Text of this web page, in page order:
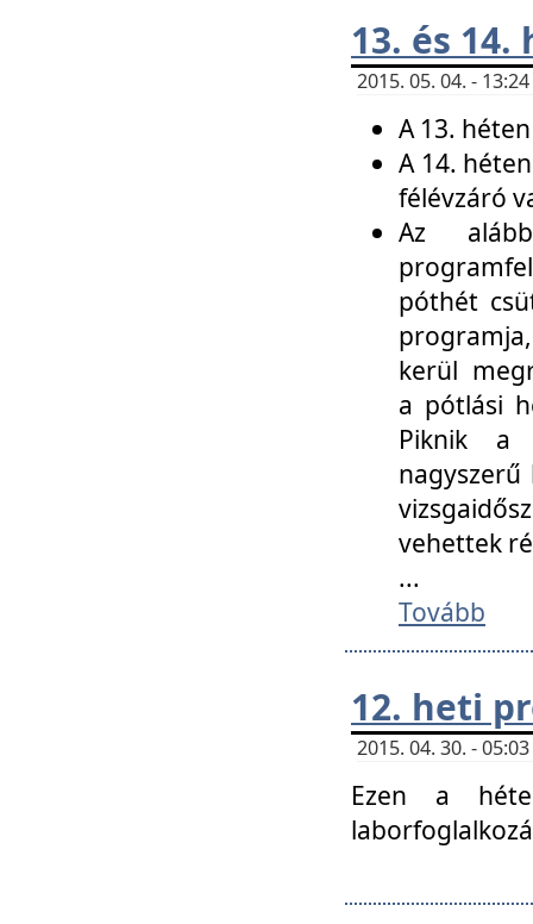
13. és
2015. 05. 04. -
A 13.
A 14.
félévzáró
Az
póthét
kerül
a pótlási
Piknik a
vehettek
...
Tovább
12. heti
2015. 04. 30. -
Ezen a